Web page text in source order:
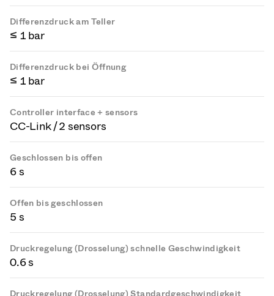
Differenzdruck am Teller
≤ 1 bar
Differenzdruck bei Öffnung
≤ 1 bar
Controller interface + sensors
CC-Link / 2 sensors
Geschlossen bis offen
6 s
Offen bis geschlossen
5 s
Druckregelung (Drosselung) schnelle Geschwindigkeit
0.6 s
Druckregelung (Drosselung) Standardgeschwindigkeit